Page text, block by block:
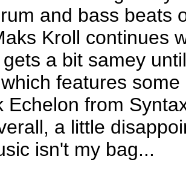
and bass beats
Kroll continues
a bit samey
features
Echelon from
a little
isn't my bag...